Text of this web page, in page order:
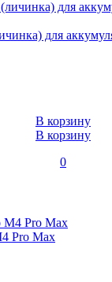
для
В корзину
В корзину
0
Pro Max